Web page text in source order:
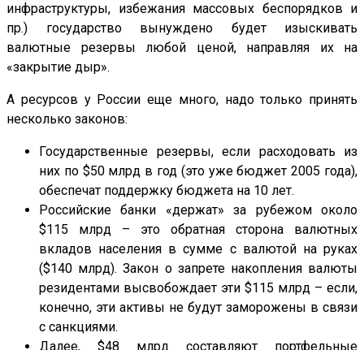
инфраструктуры, избежания массовых беспорядков и
пр.) государство вынуждено будет изыскивать
валютные резервы любой ценой, направляя их на
«закрытие дыр».
А ресурсов у России еще много, надо только принять
несколько законов:
Государственные резервы, если расходовать из
них по $50 млрд в год (это уже бюджет 2005 года),
обеспечат поддержку бюджета на 10 лет.
Российские банки «держат» за рубежом около
$115 млрд – это обратная сторона валютных
вкладов населения в сумме с валютой на руках
($140 млрд). Закон о запрете накопления валюты
резидентами высвобождает эти $115 млрд – если,
конечно, эти активы не будут заморожены в связи
с санкциями.
Далее, $48 млрд составляют портфельные